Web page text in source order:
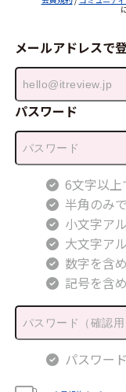
メールアドレスで
パスワード
6文字以
半角のみ
小文字ア
大文字ア
数字を含
記号を含
パスワー